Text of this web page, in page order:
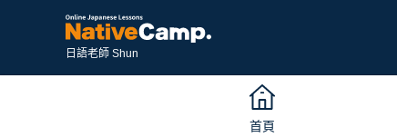
日語老師 Shun
首頁